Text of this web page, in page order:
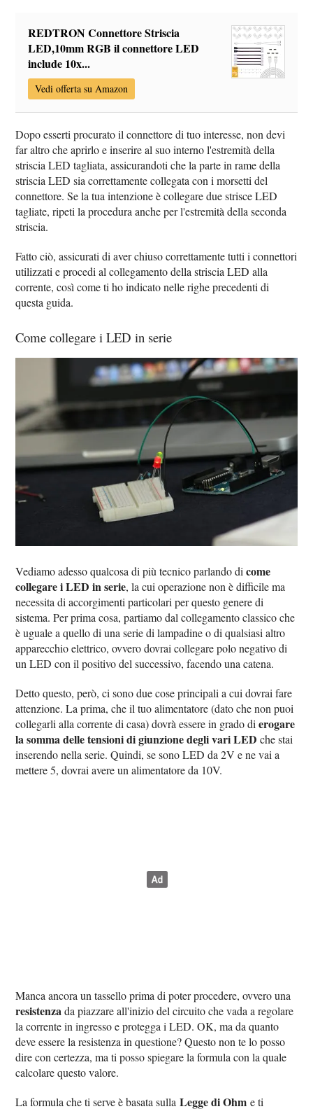
REDTRON Connettore Striscia
LED,10mm RGB il connettore LED
include 10x...
Vedi offerta su Amazon
Dopo esserti procurato il connettore di tuo interesse, non devi
far altro che aprirlo e inserire al suo interno l'estremità della
striscia LED tagliata, assicurandoti che la parte in rame della
striscia LED sia correttamente collegata con i morsetti del
connettore. Se la tua intenzione è collegare due strisce LED
tagliate, ripeti la procedura anche per l'estremità della seconda
striscia.
Fatto ciò, assicurati di aver chiuso correttamente tutti i connettori
utilizzati e procedi al collegamento della striscia LED alla
corrente, così come ti ho indicato nelle righe precedenti di
questa guida.
Come collegare i LED in serie
Vediamo adesso qualcosa di più tecnico parlando dicome
collegare i LED in serie, la cui operazione non è difficile ma
necessita di accorgimenti particolari per questo genere di
sistema. Per prima cosa, partiamo dal collegamento classico che
è uguale a quello di una serie di lampadine o di qualsiasi altro
apparecchio elettrico, ovvero dovrai collegare polo negativo di
un LED con il positivo del successivo, facendo una catena.
Detto questo, però, ci sono due cose principali a cui dovrai fare
attenzione. La prima, che il tuo alimentatore (dato che non puoi
collegarli alla corrente di casa) dovrà essere in grado dierogare
la somma delle tensioni di giunzione degli vari LED che stai
inserendo nella serie. Quindi, se sono LED da 2V e ne vai a
mettere 5, dovrai avere un alimentatore da 10V.
Manca ancora un tassello prima di poter procedere, ovvero una
resistenzada piazzare all'inizio del circuito che vada a regolare
la corrente in ingresso e protegga i LED. OK, ma da quanto
deve essere la resistenza in questione? Questo non te lo posso
dire con certezza, ma ti posso spiegare la formula con la quale
calcolare questo valore.
La formula che ti serve è basata sullaLegge di Ohm e ti